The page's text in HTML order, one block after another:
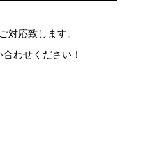
対応致します。
わせください！